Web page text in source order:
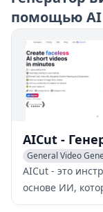
шорты, ролики
предлагает ряд
включая
выделений,
управления
помощью
General Video
AI Short Clips
AI Social Media
AICut - это
основе ИИ,